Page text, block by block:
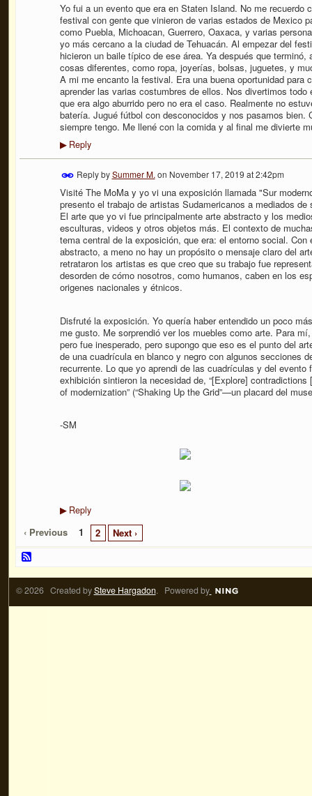
Yo fui a un evento que era en Staten Island. No me recuerdo
festival con gente que vinieron de varias estados de Mexico
como Puebla, Michoacan, Guerrero, Oaxaca, y varias
yo más cercano a la ciudad de Tehuacán. Al empezar del
hicieron un baile típico de ese área. Ya después que
cosas diferentes, como ropa, joyerías, bolsas, juguetes, y
A mi me encanto la festival. Era una buena oportunidad para
aprender las varias costumbres de ellos. Nos divertimos
que era algo aburrido pero no era el caso. Realmente no
batería. Jugué fútbol con desconocidos y nos pasamos bien.
siempre tengo. Me llené con la comida y al final me divierte
▶Reply
Reply bySummer M. on November 17, 2019 at 2:42pm
Visité The MoMa y yo vi una exposición llamada "Sur
presento el trabajo de artistas Sudamericanos a mediados
El arte que yo vi fue principalmente arte abstracto y los
esculturas, videos y otros objetos más. El contexto de
tema central de la exposición, que era: el entorno social.
abstracto, a meno no hay un propósito o mensaje claro del
retrataron los artistas es que creo que su trabajo fue
desorden de cómo nosotros, como humanos, caben en los
origenes nacionales y étnicos.
Disfruté la exposición. Yo quería haber entendido un poco
me gusto. Me sorprendió ver los muebles como arte. Para
pero fue inesperado, pero supongo que eso es el punto del
de una cuadrícula en blanco y negro con algunos secciones
recurrente. Lo que yo aprendi de las cuadrículas y del
exhibición sintieron la necesidad de, “[Explore]
of modernization” (“Shaking Up the Grid”—un placard del
-SM
▶Reply
‹ Previous 1 2 Next ›
© 2026 Created bySteve Hargadon. Powered by